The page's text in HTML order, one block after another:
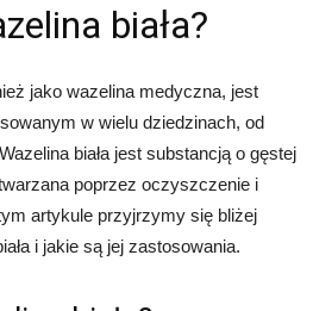
biała?
jako wazelina medyczna, jest
w wielu dziedzinach, od
biała jest substancją o gęstej
poprzez oczyszczenie i
artykule przyjrzymy się bliżej
i jakie są jej zastosowania.